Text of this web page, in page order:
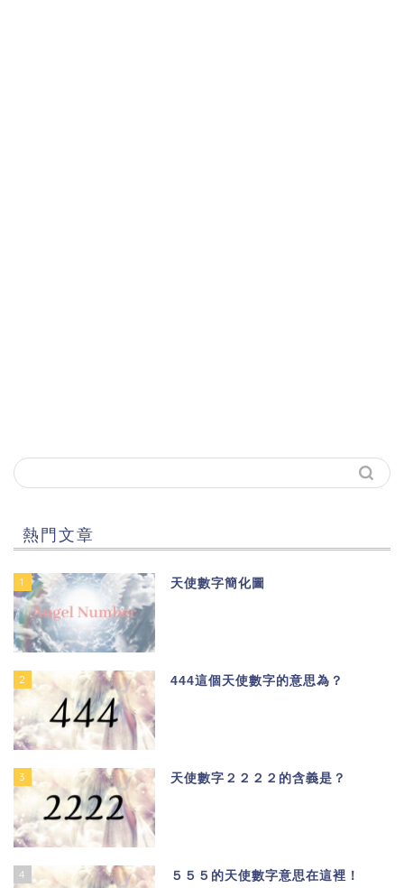
熱門文章
1 天使數字簡化圖
2 444這個天使數字的意思為？
3 天使數字２２２２的含義是？
4 ５５５的天使數字意思在這裡！